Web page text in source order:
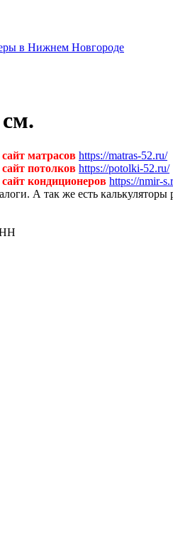
в Нижнем Новгороде
матрасов https://matras-52.ru/
потолков https://potolki-52.ru/
кондиционеров https://nmir-
А так же есть